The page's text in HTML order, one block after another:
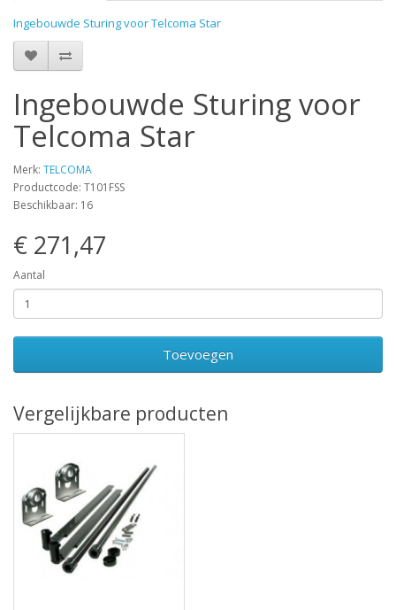
Ingebouwde Sturing voor Telcoma Star
Ingebouwde Sturing voor
Telcoma Star
Merk: TELCOMA
Productcode: T101FSS
Beschikbaar: 16
€ 271,47
Aantal
Toevoegen
Vergelijkbare producten